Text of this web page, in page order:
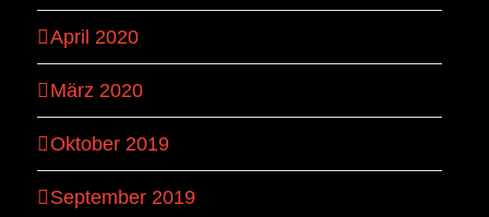
April 2020
März 2020
Oktober 2019
September 2019